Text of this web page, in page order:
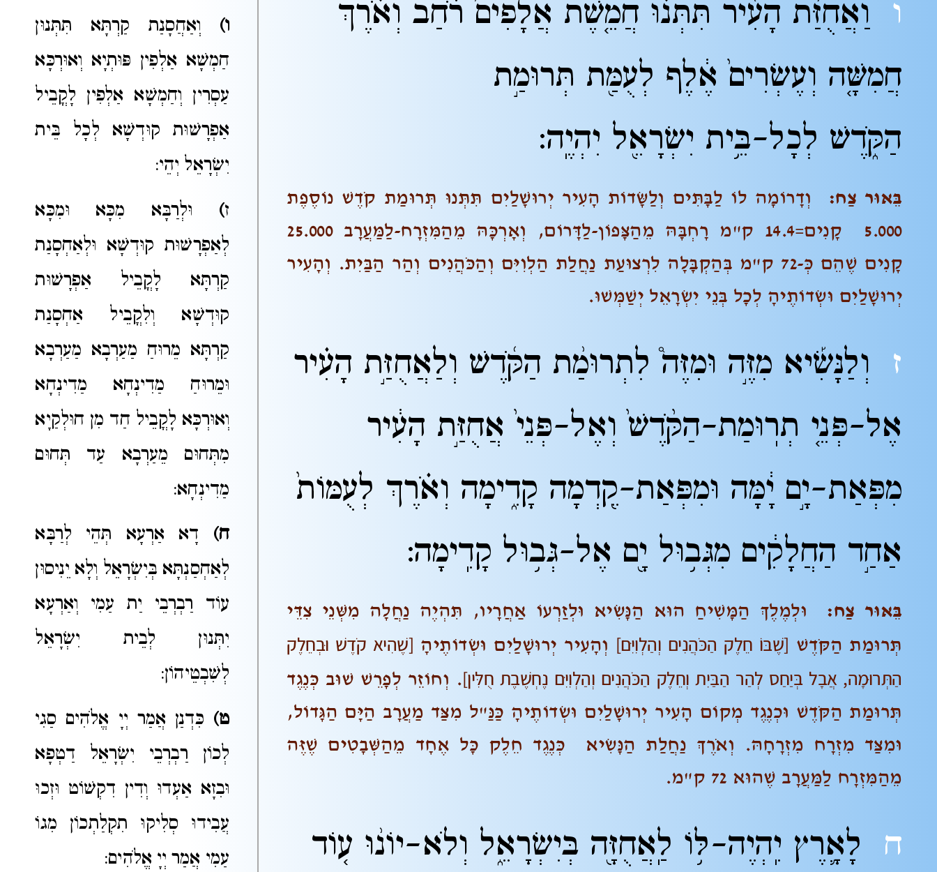
ו וַאֲחֻזַּ֨ת הָעִ֜יר תִּתְּנ֗וּ חֲמֵ֤שֶׁת אֲלָפִים֙ רֹ֔חַב וְאֹ֗רֶךְ
חֲמִשָּׁ֤ה וְעֶשְׂרִים֙ אֶ֔לֶף לְעֻמַּ֖ת תְּרוּמַ֣ת
הַקֹּ֑דֶשׁ לְכָל-בֵּ֥ית יִשְׂרָאֵ֖ל יִהְיֶֽה:
בֵּאוּר צַח:
וְדָרוֹמָה לוֹ לַבָּתִּים וְלַשָּׂדוֹת הָעִיר יְרוּשָׁלַיִם תִּתְּנוּ תְּרוּמַת קֹדֶשׁ נוֹסֶפֶת
5.000 קָנִים=14.4 ק"מ רָחְבָּהּ מֵהַצָּפוֹן-לַדָּרוֹם, וְאָרְכָּהּ מֵהַמִּזְרָח-לַמַּעֲרָב 25.000
קָנִים שֶׁהֵם כְּ-72 ק"מ בְּהַקְבָּלָה לִרְצוּעַת נַחֲלַת הַלְוִיִּם וְהַכֹּהֲנִים וְהַר הַבַּיִת. וְהָעִיר
יְרוּשָׁלַיִם וּשְׂדוֹתֶיהָ לְכָל בְּנֵי יִשְׂרָאֵל יְשַׁמְּשׁוּ.
ז וְלַנָּשִׂ֡יא מִזֶּ֣ה וּמִזֶּה֩ לִתְרוּמַ֨ת הַקֹּ֜דֶשׁ וְלַאֲחֻזַּ֣ת הָעִ֗יר
אֶל-פְּנֵ֤י תְרֽוּמַת-הַקֹּ֙דֶשׁ֙ וְאֶל-פְּנֵי֙ אֲחֻזַּ֣ת הָעִ֔יר
מִפְּאַת-יָ֣ם יָ֔מָּה וּמִפְּאַת-קֵ֖דְמָה קָדִ֑ימָה וְאֹ֗רֶךְ לְעֻמּוֹת֙
אַחַ֣ד הַחֲלָקִ֔ים מִגְּב֥וּל יָ֖ם אֶל-גְּב֥וּל קָדִֽימָה:
בֵּאוּר צַח:
וּלְמֶלֶךְ הַמָּשִׁיחַ הוּא הַנָּשִׂיא וּלְזַרְעוֹ אַחֲרָיו, תִּהְיֶה נַחֲלָה מִשְּׁנֵי צִדֵּי
תְּרוּמַת הַקֹּדֶשׁ [שֶׁבּוֹ חֵלֶק הַכֹּהֲנִים וְהַלְוִיִּם] וְהָעִיר יְרוּשָׁלַיִם וּשְׂדוֹתֶיהָ [שֶׁהִיא קֹדֶשׁ וּבְחֵלֶק
הַתְּרוּמָה, אֲבָל בְּיַחַס לְהַר הַבַּיִת וְחֵלֶק הַכֹּהֲנִים וְהַלְוִיִּם נֶחְשֶׁבֶת חֻלִּין]. וְחוֹזֵר לְפָרֵשׁ שׁוּב כְּנֶגֶד
תְּרוּמַת הַקֹּדֶשׁ וּכְנֶגֶד מְקוֹם הָעִיר יְרוּשָׁלַיִם וּשְׂדוֹתֶיהָ כַּנַּ"ל מִצַּד מַעֲרָב הַיָּם הַגָּדוֹל,
וּמִצַּד מִזְרָח מִזְרָחָהּ. וְאֹרֶךְ נַחֲלַת הַנָּשִׂיא כְּנֶגֶד חֵלֶק כָּל אֶחָד מֵהַשְּׁבָטִים שֶׁזֶּה
מֵהַמִּזְרָח לַמַּעֲרָב שֶׁהוּא 72 ק"מ.
ח לָאָ֛רֶץ יִֽהְיֶה-לּ֥וֹ לַֽאֲחֻזָּ֖ה בְּיִשְׂרָאֵ֑ל וְלֹא-יוֹנ֨וּ ע֤וֹד
ו) וְאַחֲסָנַת קַרְתָּא תִּתְּנוּן
חַמְשָׁא אַלְפִין פּוּתְיָא וְאוּרְכָּא
עַסְרִין וְחַמְשָׁא אַלְפִין לָקֳבֵיל
אַפְרָשׁוּת קוּדְשָׁא לְכָל בֵּית
יִשְׂרָאֵל יְהֵי:
ז) וּלְרַבָּא מִכָּא וּמִכָּא
לְאַפְרָשׁוּת קוּדְשָׁא וּלְאַחְסָנַת
קַרְתָּא לָקֳבֵיל אַפְרָשׁוּת
קוּדְשָׁא וְלִקֳבֵיל אַחְסָנַת
קַרְתָּא מֵרוּחַ מַעַרְבָא מַעַרְבָא
וּמֵרוּחַ מַדִינְחָא מַדִינְחָא
וְאוּרְכָּא לָקֳבֵיל חַד מִן חוּלְקַיָא
מִתְּחוּם מֵעַרְבָא עַד תְּחוּם
מַדִינְחָא:
ח) דָא אַרְעָא תְּהֵי לְרַבָּא
לְאַחְסַנְתָּא בְּיִשְׂרָאֵל וְלָא יֵנִיסוּן
עוֹד רַבְרְבֵי יַת עַמִי וְאַרְעָא
יִתְּנוּן לְבֵית יִשְׂרָאֵל
לְשִׁבְטֵיהוֹן:
ט) כִּדְנַן אֲמַר יְיָ אֱלֹהִים סַגִי
לְכוֹן רַבְרְבֵי יִשְׂרָאֵל דַטְפָא
וּבִזָא אַעְדוּ וְדִין דִקְשׁוֹט וּזְכוּ
עֲבִידוּ סְלִיקוּ תִקְלַתְכוֹן מִגוֹ
עַמִי אֲמַר יְיָ אֱלֹהִים: